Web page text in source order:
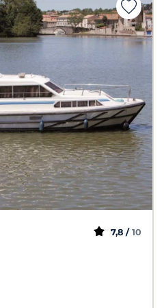
7,8 / 10